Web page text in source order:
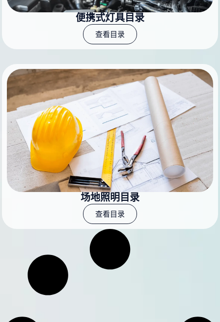
便携式灯具目录
查看目录
场地照明目录
查看目录